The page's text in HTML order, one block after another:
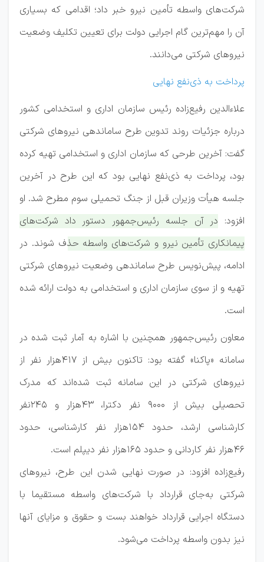
شرکت‌های واسطه تأمین نیرو خبر داد؛ اقدامی که بسیاری
آن را مهم‌ترین گام اجرایی دولت برای تعیین تکلیف وضعیت
نیرو‌های شرکتی می‌دانند.
پرداخت به ذی‌نفع نهایی
علاءالدین رفیع‌زاده رئیس سازمان اداری و استخدامی کشور
درباره جزئیات روند تدوین طرح ساماندهی نیرو‌های شرکتی
گفت: آخرین طرحی که سازمان اداری و استخدامی تهیه کرده
بود، پرداخت به ذی‌نفع نهایی بود که این طرح در آخرین
جلسه هیأت وزیران قبل از جنگ تحمیلی سوم مطرح شد. او
افزود: در آن جلسه رئیس‌جمهور دستور داد شرکت‌های
پیمانکاری تأمین نیرو و شرکت‌های واسطه حذف شوند. در
ادامه، پیش‌نویس طرح ساماندهی وضعیت نیرو‌های شرکتی
تهیه و از سوی سازمان اداری و استخدامی به دولت ارائه شده
است.
معاون رئیس‌جمهور همچنین با اشاره به آمار ثبت شده در
سامانه «پاکنا» گفته بود: تاکنون بیش از ۴۱۷هزار نفر از
نیرو‌های شرکتی در این سامانه ثبت شده‌اند که مدرک
تحصیلی بیش از ۹۰۰۰ نفر دکترا، ۴۳هزار و ۲۴۵نفر
کارشناسی ارشد، حدود ۱۵۴هزار نفر کارشناسی، حدود
۴۶هزار نفر کاردانی و حدود ۱۶۵هزار نفر دیپلم است.
رفیع‌زاده افزود: در صورت نهایی شدن این طرح، نیرو‌های
شرکتی به‌جای قرارداد با شرکت‌های واسطه مستقیما با
دستگاه اجرایی قرارداد خواهند بست و حقوق و مزایای آنها
نیز بدون واسطه پرداخت می‌شود.